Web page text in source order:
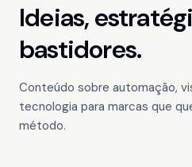
Ideias,
bastidores.
Conteúdo sobre automação,
tecnologia para marcas que
método.